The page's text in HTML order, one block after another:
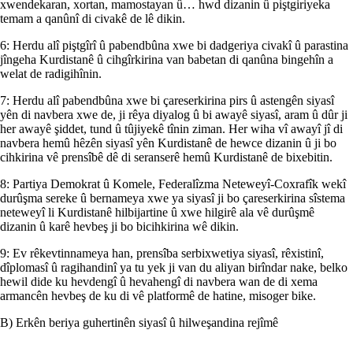
xwendekaran, xortan, mamostayan û… hwd dizanin û piştgiriyeka
temam a qanûnî di civakê de lê dikin.
6: Herdu alî piştgîrî û pabendbûna xwe bi dadgeriya civakî û parastina
jîngeha Kurdistanê û cihgîrkirina van babetan di qanûna bingehîn a
welat de radigihînin.
7: Herdu alî pabendbûna xwe bi çareserkirina pirs û astengên siyasî
yên di navbera xwe de, ji rêya diyalog û bi awayê siyasî, aram û dûr ji
her awayê şiddet, tund û tûjiyekê tînin ziman. Her wiha vî awayî jî di
navbera hemû hêzên siyasî yên Kurdistanê de hewce dizanin û ji bo
cihkirina vê prensîbê dê di seranserê hemû Kurdistanê de bixebitin.
8: Partiya Demokrat û Komele, Federalîzma Neteweyî-Coxrafîk wekî
durûşma sereke û bernameya xwe ya siyasî ji bo çareserkirina sîstema
neteweyî li Kurdistanê hilbijartine û xwe hilgirê ala vê durûşmê
dizanin û karê hevbeş ji bo bicihkirina wê dikin.
9: Ev rêkevtinnameya han, prensîba serbixwetiya siyasî, rêxistinî,
dîplomasî û ragihandinî ya tu yek ji van du aliyan birîndar nake, belko
hewil dide ku hevdengî û hevahengî di navbera wan de di xema
armancên hevbeş de ku di vê platformê de hatine, misoger bike.
B) Erkên beriya guhertinên siyasî û hilweşandina rejîmê